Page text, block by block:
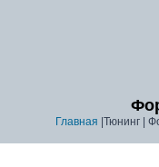
Главная |Тюнинг |